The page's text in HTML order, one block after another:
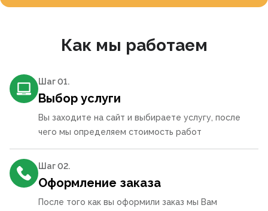
Как мы работаем
Шаг 01.
Выбор услуги
Вы заходите на сайт и выбираете услугу, после
чего мы определяем стоимость работ
Шаг 02.
Оформление заказа
После того как вы оформили заказ мы Вам